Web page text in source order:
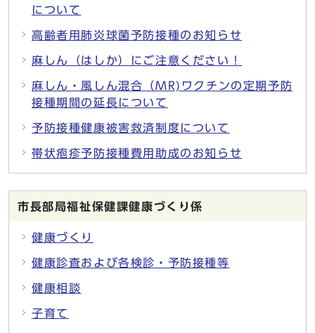
について
高齢者用肺炎球菌予防接種のお知らせ
麻しん（はしか）にご注意ください！
麻しん・風しん混合（MR)ワクチンの定期予防
接種期間の延長について
予防接種健康被害救済制度について
帯状疱疹予防接種費用助成のお知らせ
市長部局福祉保健課健康づくり係
健康づくり
健康診査および各検診・予防接種等
健康相談
子育て